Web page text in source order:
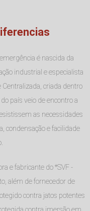
é nascida da
industrial e especialista
criada dentro
país veio de encontro a
as necessidades
condensação e facilidade
e fabricante do *SVF -
além de fornecedor de
contra jatos potentes